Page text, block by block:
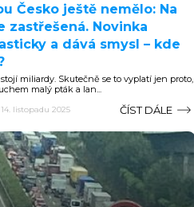
Česko ještě nemělo: Na
zastřešená. Novinka
a dává smysl – kde
miliardy. Skutečně se to vyplatí jen proto,
malý pták a lan...
14. listopadu 2025 ČÍST DÁLE